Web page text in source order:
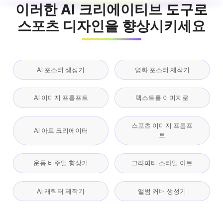
이러한 AI 크리에이티브 도구로
스포츠 디자인을 향상시키세요
AI 포스터 생성기 영화 포스터 제작기
AI 이미지 프롬프트 텍스트를 이미지로
AI 아트 크리에이터
스포츠 이미지 프롬프
트
운동 비주얼 향상기 그라피티 스타일 아트
AI 캐릭터 제작기 앨범 커버 생성기